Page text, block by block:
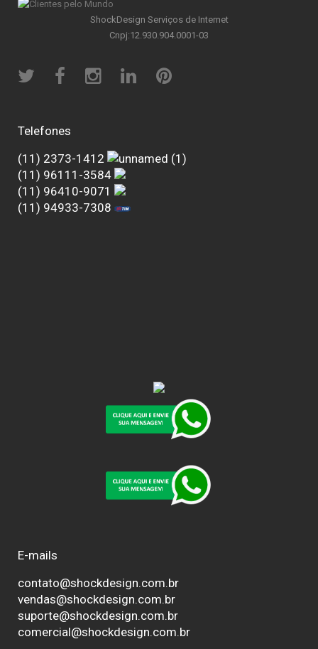
ShockDesign Serviços de Internet
Cnpj:12.930.904.0001-03
Telefones
(11) 2373-1412
(11) 96111-3584
(11) 96410-9071
(11) 94933-7308
E-mails
contato@shockdesign.com.br
vendas@shockdesign.com.br
suporte@shockdesign.com.br
comercial@shockdesign.com.br